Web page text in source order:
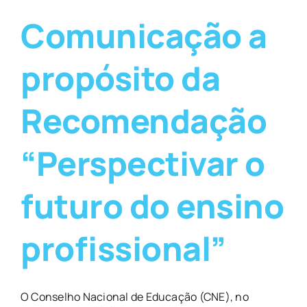
Comunicação a
propósito da
Recomendação
“Perspectivar o
futuro do ensino
profissional”
O Conselho Nacional de Educação (CNE), no